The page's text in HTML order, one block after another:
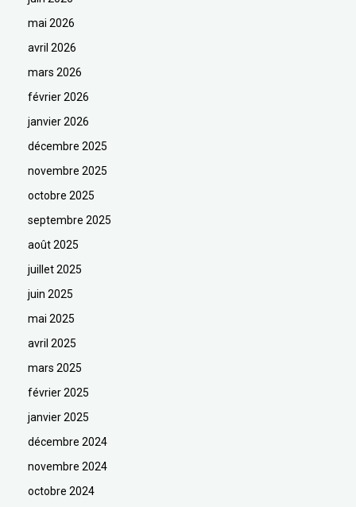
mai 2026
avril 2026
mars 2026
février 2026
janvier 2026
décembre 2025
novembre 2025
octobre 2025
septembre 2025
août 2025
juillet 2025
juin 2025
mai 2025
avril 2025
mars 2025
février 2025
janvier 2025
décembre 2024
novembre 2024
octobre 2024